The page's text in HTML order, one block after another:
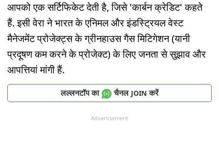
आपको एक सर्टिफिकेट देती है, जिसे 'कार्बन क्रेडिट' कहते
हैं. इसी वेरा ने भारत के एनिमल और इंडस्ट्रियल वेस्ट
मैनेजमेंट प्रोजेक्ट्स के ग्रीनहाउस गैस मिटिगेशन (यानी
प्रदूषण कम करने के प्रोजेक्ट) के लिए जनता से सुझाव और
आपत्तियां मांगी हैं.
लल्लनटॉप का चैनल JOIN करें
Advertisement